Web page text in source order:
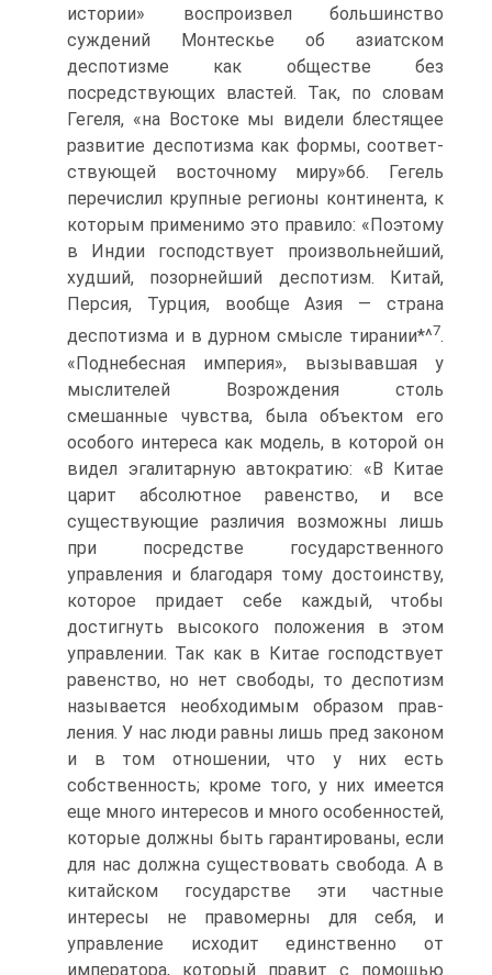
истории» воспро­извел большинство
суждений Монтескье об азиатском
деспотизме как обществе без
посредствующих властей. Так, по словам
Гегеля, «на Вос­токе мы видели блестящее
развитие деспотизма как формы, соответ­
ствующей восточному миру»66. Гегель
перечислил крупные регионы континента, к
которым применимо это правило: «Поэтому
в Индии гос­подствует произвольнейший,
худший, позорнейший деспотизм. Китай,
Персия, Турция, вообще Азия — страна
деспотизма и в дурном смысле тирании*^7.
«Поднебесная империя», вызывавшая у
мыслителей Воз­рождения столь
смешанные чувства, была объектом его
особого инте­реса как модель, в которой он
видел эгалитарную автократию: «В Китае
царит абсолютное равенство, и все
существующие различия возможны лишь
при посредстве государственного
управления и благодаря тому до­стоинству,
которое придает себе каждый, чтобы
достигнуть высокого положения в этом
управлении. Так как в Китае господствует
равенство, но нет свободы, то деспотизм
называется необходимым образом прав­
ления. У нас люди равны лишь пред законом
и в том отношении, что у них есть
собственность; кроме того, у них имеется
еще много интере­сов и много особенностей,
которые должны быть гарантированы, если
для нас должна существовать свобода. А в
китайском государстве эти частные
интересы не правомерны для себя, и
управление исходит един­ственно от
императора, который правит с помощью